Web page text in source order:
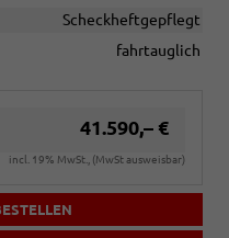
Scheckheftgepflegt
fahrtauglich
41.590,– €
incl. 19% MwSt., (MwSt ausweisbar)